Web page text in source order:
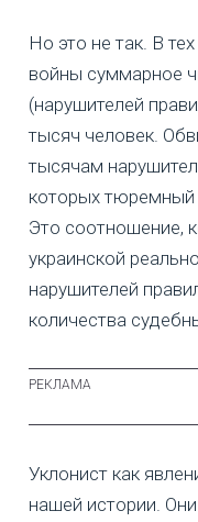
Но это не так. В
войны суммарное
(нарушителей
тысяч человек.
тысячам
которых тюремный
Это соотношение,
украинской
нарушителей
количества
Уклонист как
нашей истории.